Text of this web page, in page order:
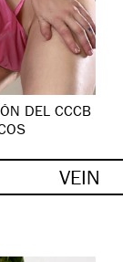
DEL CCCB
VEIN